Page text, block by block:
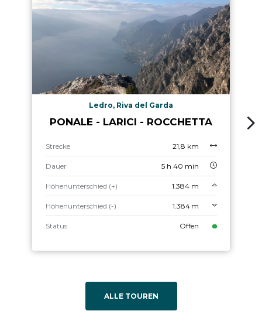
Ledro, Riva del Garda
PONALE - LARICI - ROCCHETTA
Strecke 21,8 km
Dauer 5 h 40 min
Höhenunterschied (+) 1.384 m
Höhenunterschied (-) 1.384 m
Status Offen
ALLE TOUREN